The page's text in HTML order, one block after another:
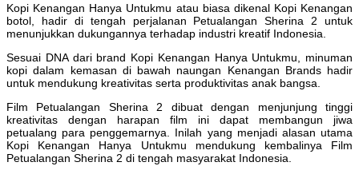
Kopi Kenangan Hanya Untukmu atau biasa dikenal Kopi Kenangan
botol, hadir di tengah perjalanan Petualangan Sherina 2 untuk
menunjukkan dukungannya terhadap industri kreatif Indonesia.
Sesuai DNA dari brand Kopi Kenangan Hanya Untukmu, minuman
kopi dalam kemasan di bawah naungan Kenangan Brands hadir
untuk mendukung kreativitas serta produktivitas anak bangsa.
Film Petualangan Sherina 2 dibuat dengan menjunjung tinggi
kreativitas dengan harapan film ini dapat membangun jiwa
petualang para penggemarnya. Inilah yang menjadi alasan utama
Kopi Kenangan Hanya Untukmu mendukung kembalinya Film
Petualangan Sherina 2 di tengah masyarakat Indonesia.